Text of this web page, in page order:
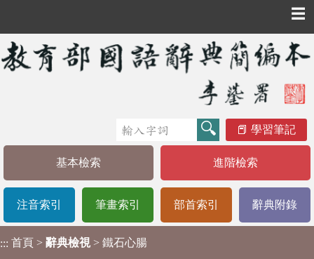
☰
學習筆記
基本檢索 進階檢索
注音索引 筆畫索引 部首索引 辭典附錄
::: 首頁 > 辭典檢視 > 鐵石心腸